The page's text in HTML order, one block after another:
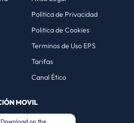
Política de Privacidad
Politica de Cookies
Terminos de Uso EPS
Tarifas
Canal Ético
MOVIL